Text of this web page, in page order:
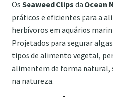
Os Seaweed Clips da Ocean
práticos e eficientes para a
herbívoros em aquários
Projetados para segurar
tipos de alimento vegetal,
alimentem de forma natural,
na natureza.